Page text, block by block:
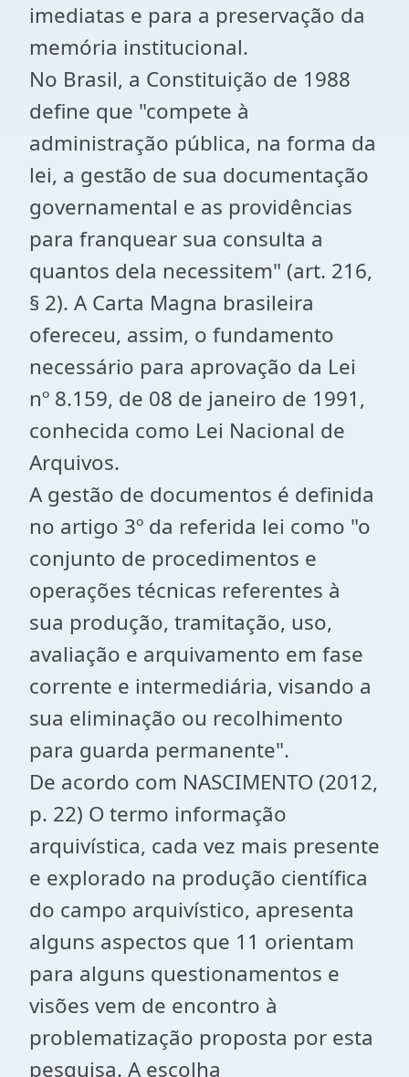
imediatas e para a preservação da
memória institucional.
No Brasil, a Constituição de 1988
define que "compete à
administração pública, na forma da
lei, a gestão de sua documentação
governamental e as providências
para franquear sua consulta a
quantos dela necessitem" (art. 216,
§ 2). A Carta Magna brasileira
ofereceu, assim, o fundamento
necessário para aprovação da Lei
nº 8.159, de 08 de janeiro de 1991,
conhecida como Lei Nacional de
Arquivos.
A gestão de documentos é definida
no artigo 3º da referida lei como "o
conjunto de procedimentos e
operações técnicas referentes à
sua produção, tramitação, uso,
avaliação e arquivamento em fase
corrente e intermediária, visando a
sua eliminação ou recolhimento
para guarda permanente".
De acordo com NASCIMENTO (2012,
p. 22) O termo informação
arquivística, cada vez mais presente
e explorado na produção científica
do campo arquivístico, apresenta
alguns aspectos que 11 orientam
para alguns questionamentos e
visões vem de encontro à
problematização proposta por esta
pesquisa. A escolha